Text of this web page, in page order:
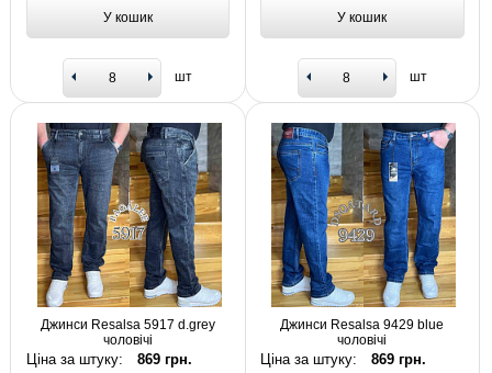
У кошик
шт
У кошик
шт
Джинси Resalsa 5917 d.grey
чоловічі
Ціна за штуку: 869 грн.
Джинси Resalsa 9429 blue
чоловічі
Ціна за штуку: 869 грн.